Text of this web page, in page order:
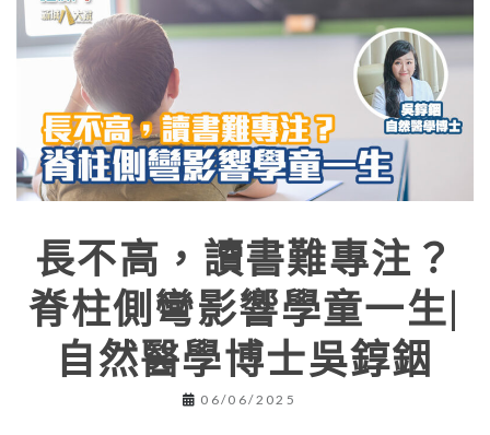
長不高，讀書難專注？
脊柱側彎影響學童一生|
自然醫學博士吳錞銦
06/06/2025